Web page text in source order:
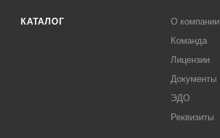
КАТАЛОГ
О компании
Команда
Лицензии
Документы
ЭДО
Реквизиты